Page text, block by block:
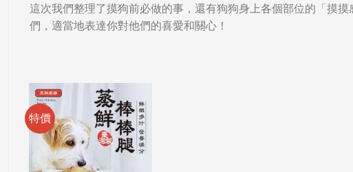
這次我們整理了摸狗前必做的事，還有狗狗身上各個部位的「摸
們，適當地表達你對他們的喜愛和關心！
特價